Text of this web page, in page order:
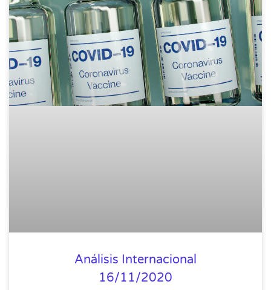
Análisis Internacional
16/11/2020